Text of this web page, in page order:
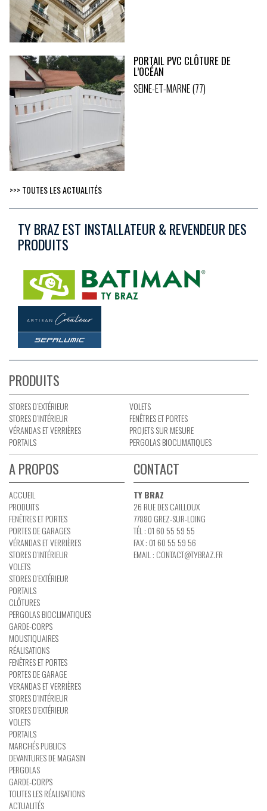
PORTAIL PVC CLÔTURE DE
L’OCÉAN
SEINE-ET-MARNE (77)
>>> TOUTES LES ACTUALITÉS
TY BRAZ EST INSTALLATEUR & REVENDEUR DES
PRODUITS
PRODUITS
STORES D’EXTÉRIEUR
STORES D’INTÉRIEUR
VÉRANDAS ET VERRIÈRES
PORTAILS
VOLETS
FENÊTRES ET PORTES
PROJETS SUR MESURE
PERGOLAS BIOCLIMATIQUES
A PROPOS
ACCUEIL
PRODUITS
FENÊTRES ET PORTES
PORTES DE GARAGES
VÉRANDAS ET VERRIÈRES
STORES D’INTÉRIEUR
VOLETS
STORES D’EXTÉRIEUR
PORTAILS
CLÔTURES
PERGOLAS BIOCLIMATIQUES
GARDE-CORPS
MOUSTIQUAIRES
RÉALISATIONS
FENÊTRES ET PORTES
PORTES DE GARAGE
VERANDAS ET VERRIÈRES
STORES D’INTÉRIEUR
STORES D’EXTÉRIEUR
VOLETS
PORTAILS
MARCHÉS PUBLICS
DEVANTURES DE MAGASIN
PERGOLAS
GARDE-CORPS
TOUTES LES RÉALISATIONS
ACTUALITÉS
CONTACT
TY BRAZ
26 RUE DES CAILLOUX
77880 GREZ-SUR-LOING
TÉL : 01 60 55 59 55
FAX : 01 60 55 59 56
EMAIL : CONTACT@TYBRAZ.FR